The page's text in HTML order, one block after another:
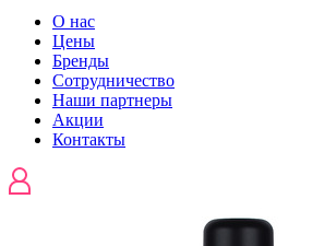
О нас
Цены
Бренды
Сотрудничество
Наши партнеры
Акции
Контакты